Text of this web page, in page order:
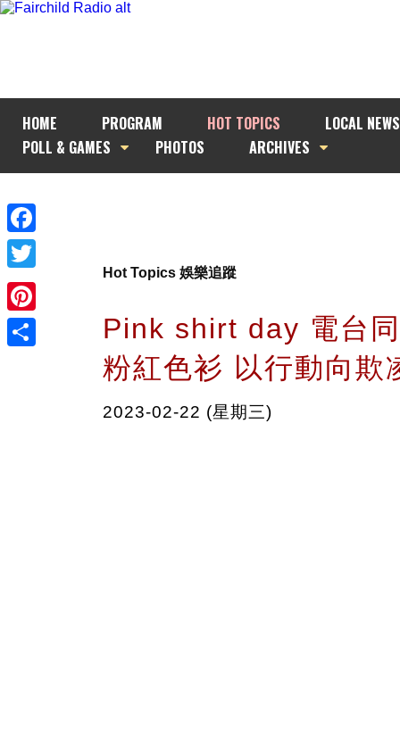
HOME PROGRAM HOT TOPICS
LOCAL NEWS
POLL & GAMES
PHOTOS ARCHIVES
Facebook
Twitter
Pinterest
Hot Topics 娛樂追蹤
Pink shirt day 電台
粉紅色衫 以行動向欺
2023-02-22 (星期三)